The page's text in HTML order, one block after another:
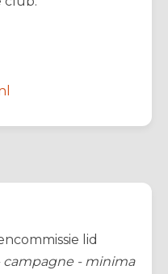
lid
- minima